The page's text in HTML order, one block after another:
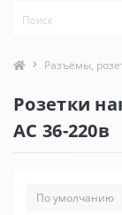
Разъёмы,
Розетки
AC 36-220в